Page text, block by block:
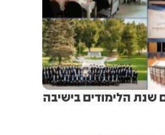
שנת הלימודים בישיבה